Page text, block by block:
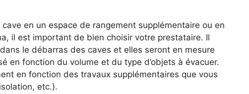
en un espace de rangement supplémentaire ou en
il est important de bien choisir votre prestataire. Il
le débarras des caves et elles seront en mesure
en fonction du volume et du type d’objets à évacuer.
en fonction des travaux supplémentaires que vous
etc.).